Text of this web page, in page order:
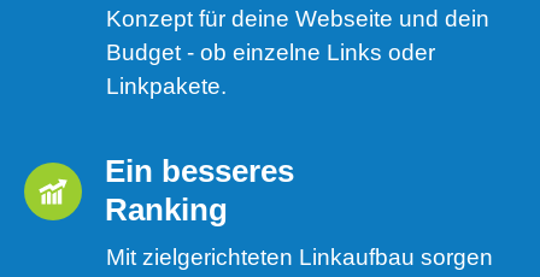
Konzept für deine Webseite und dein
Budget - ob einzelne Links oder
Linkpakete.
Ein besseres
Ranking
Mit zielgerichteten Linkaufbau sorgen